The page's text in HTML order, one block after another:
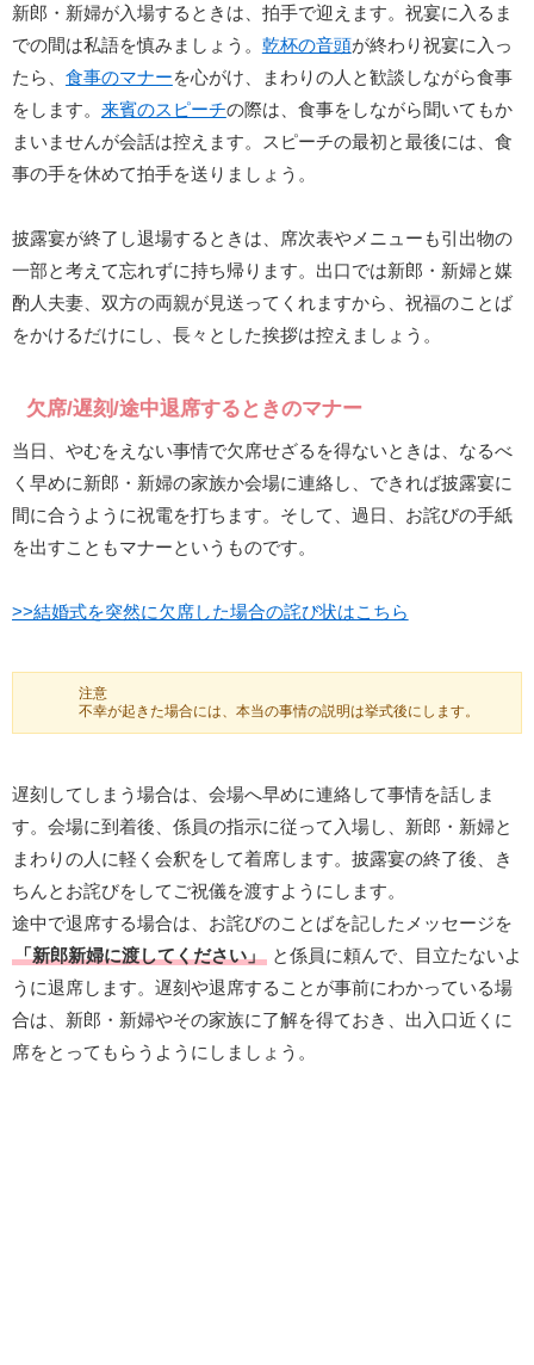
新郎・新婦が入場するときは、拍手で迎えます。祝宴に入るま
での間は私語を慎みましょう。 乾杯の音頭が終わり祝宴に入っ
たら、 食事のマナーを心がけ、まわりの人と歓談しながら食事
をします。 来賓のスピーチの際は、食事をしながら聞いてもか
まいませんが会話は控えます。スピーチの最初と最後には、食
事の手を休めて拍手を送りましょう。
披露宴が終了し退場するときは、席次表やメニューも引出物の
一部と考えて忘れずに持ち帰ります。出口では新郎・新婦と媒
酌人夫妻、双方の両親が見送ってくれますから、祝福のことば
をかけるだけにし、長々とした挨拶は控えましょう。
欠席/遅刻/途中退席するときのマナー
当日、やむをえない事情で欠席せざるを得ないときは、なるべ
く早めに新郎・新婦の家族か会場に連絡し、できれば披露宴に
間に合うように祝電を打ちます。そして、過日、お詫びの手紙
を出すこともマナーというものです。
>>結婚式を突然に欠席した場合の詫び状はこちら
注意
不幸が起きた場合には、本当の事情の説明は挙式後にします。
遅刻してしまう場合は、会場へ早めに連絡して事情を話しま
す。会場に到着後、係員の指示に従って入場し、新郎・新婦と
まわりの人に軽く会釈をして着席します。披露宴の終了後、き
ちんとお詫びをしてご祝儀を渡すようにします。
途中で退席する場合は、お詫びのことばを記したメッセージを
「新郎新婦に渡してください」と係員に頼んで、目立たないよ
うに退席します。遅刻や退席することが事前にわかっている場
合は、新郎・新婦やその家族に了解を得ておき、出入口近くに
席をとってもらうようにしましょう。